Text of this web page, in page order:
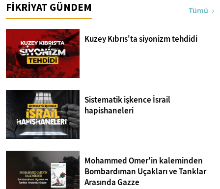
FİKRİYAT GÜNDEM Tümü
Kuzey Kıbrıs'ta siyonizm tehdidi
Sistematik işkence İsrail
hapishaneleri
Mohammed Omer'in kaleminden
Bombardıman Uçakları ve Tanklar
Arasında Gazze